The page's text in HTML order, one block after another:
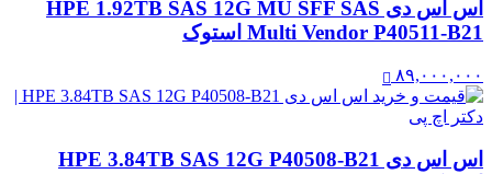
اس اس دی HPE 1.92TB SAS 12G MU SFF SAS
Multi Vendor P40511-B21 استوک
۸۹,۰۰۰,۰۰۰
اس اس دی HPE 3.84TB SAS 12G P40508-B21